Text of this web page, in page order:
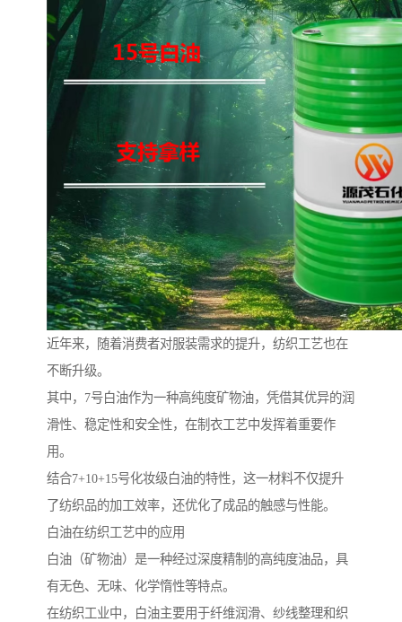
近年来，随着消费者对服装需求的提升，纺织工艺也在
不断升级。
其中，7号白油作为一种高纯度矿物油，凭借其优异的润
滑性、稳定性和安全性，在制衣工艺中发挥着重要作
用。
结合7+10+15号化妆级白油的特性，这一材料不仅提升
了纺织品的加工效率，还优化了成品的触感与性能。
白油在纺织工艺中的应用
白油（矿物油）是一种经过深度精制的高纯度油品，具
有无色、无味、化学惰性等特点。
在纺织工业中，白油主要用于纤维润滑、纱线整理和织